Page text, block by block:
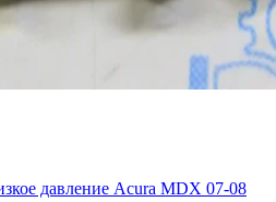
давление Acura MDX 07-08